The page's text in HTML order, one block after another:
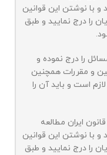
با نوشتن این قوانین
را درج نمایید و طبق
را درج نموده و
و مقررات همچنین
است و باید آن را
ایران مطالعه
با نوشتن این قوانین
را درج نمایید و طبق